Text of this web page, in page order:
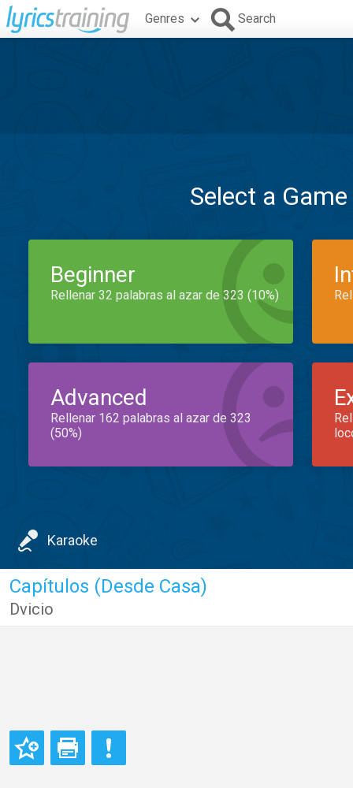
Genres Search
Select a
Beginner
Rellenar 32 palabras al azar de 323 (10%)
Advanced
Rellenar 162 palabras al azar de 323
(50%)
Karaoke
Capítulos (Desde Casa)
Dvicio